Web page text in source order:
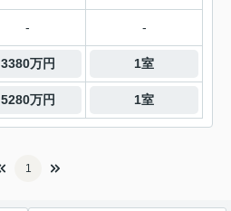
- -
3380万円 1室
5280万円 1室
1